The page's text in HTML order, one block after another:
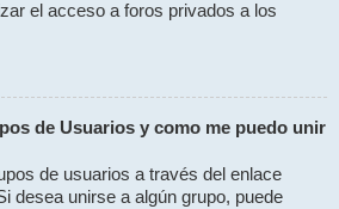
el acceso a foros privados a los
de Usuarios y como me puedo unir
de usuarios a través del enlace
desea unirse a algún grupo, puede